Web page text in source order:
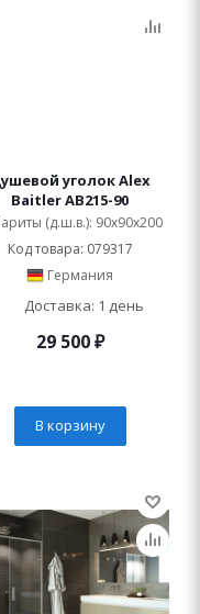
уголок Alex
Baitler AB215-90
(д.ш.в.): 90x90x200
Код товара: 079317
Германия
Доставка: 1 день
29 500₽
В корзину